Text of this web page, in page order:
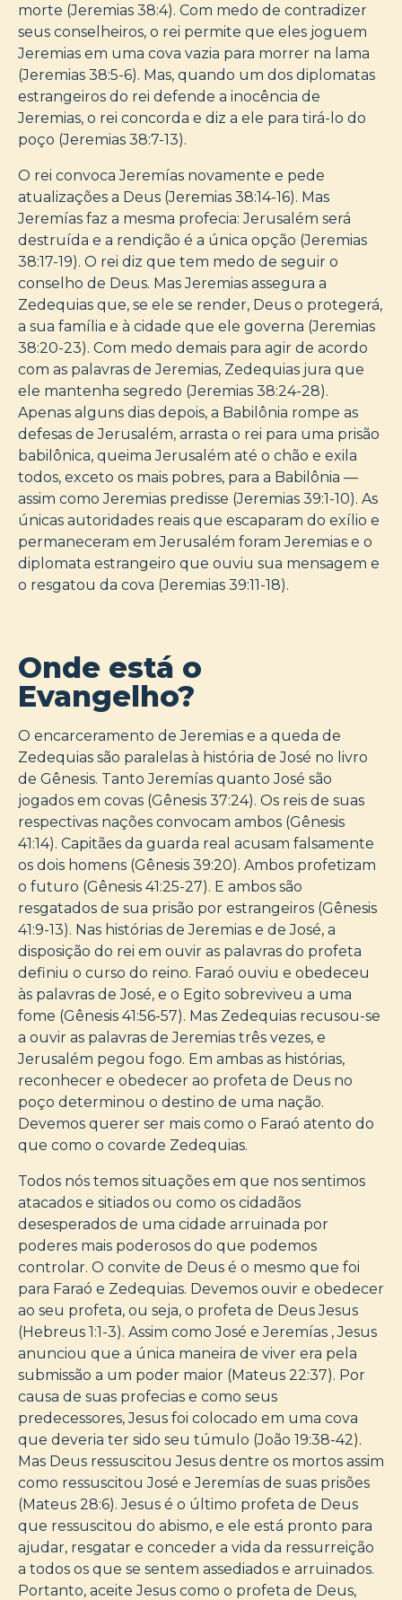
morte (Jeremias 38:4). Com medo de contradizer
seus conselheiros, o rei permite que eles joguem
Jeremias em uma cova vazia para morrer na lama
(Jeremias 38:5-6). Mas, quando um dos diplomatas
estrangeiros do rei defende a inocência de
Jeremias, o rei concorda e diz a ele para tirá-lo do
poço (Jeremias 38:7-13).
O rei convoca Jeremías novamente e pede
atualizações a Deus (Jeremias 38:14-16). Mas
Jeremías faz a mesma profecia: Jerusalém será
destruída e a rendição é a única opção (Jeremias
38:17-19). O rei diz que tem medo de seguir o
conselho de Deus. Mas Jeremias assegura a
Zedequias que, se ele se render, Deus o protegerá,
a sua família e à cidade que ele governa (Jeremias
38:20-23). Com medo demais para agir de acordo
com as palavras de Jeremias, Zedequias jura que
ele mantenha segredo (Jeremias 38:24-28).
Apenas alguns dias depois, a Babilônia rompe as
defesas de Jerusalém, arrasta o rei para uma prisão
babilônica, queima Jerusalém até o chão e exila
todos, exceto os mais pobres, para a Babilônia —
assim como Jeremias predisse (Jeremias 39:1-10). As
únicas autoridades reais que escaparam do exílio e
permaneceram em Jerusalém foram Jeremias e o
diplomata estrangeiro que ouviu sua mensagem e
o resgatou da cova (Jeremias 39:11-18).
Onde está o
Evangelho?
O encarceramento de Jeremias e a queda de
Zedequias são paralelas à história de José no livro
de Gênesis. Tanto Jeremías quanto José são
jogados em covas (Gênesis 37:24). Os reis de suas
respectivas nações convocam ambos (Gênesis
41:14). Capitães da guarda real acusam falsamente
os dois homens (Gênesis 39:20). Ambos profetizam
o futuro (Gênesis 41:25-27). E ambos são
resgatados de sua prisão por estrangeiros (Gênesis
41:9-13). Nas histórias de Jeremias e de José, a
disposição do rei em ouvir as palavras do profeta
definiu o curso do reino. Faraó ouviu e obedeceu
às palavras de José, e o Egito sobreviveu a uma
fome (Gênesis 41:56-57). Mas Zedequias recusou-se
a ouvir as palavras de Jeremias três vezes, e
Jerusalém pegou fogo. Em ambas as histórias,
reconhecer e obedecer ao profeta de Deus no
poço determinou o destino de uma nação.
Devemos querer ser mais como o Faraó atento do
que como o covarde Zedequias.
Todos nós temos situações em que nos sentimos
atacados e sitiados ou como os cidadãos
desesperados de uma cidade arruinada por
poderes mais poderosos do que podemos
controlar. O convite de Deus é o mesmo que foi
para Faraó e Zedequias. Devemos ouvir e obedecer
ao seu profeta, ou seja, o profeta de Deus Jesus
(Hebreus 1:1-3). Assim como José e Jeremías , Jesus
anunciou que a única maneira de viver era pela
submissão a um poder maior (Mateus 22:37). Por
causa de suas profecias e como seus
predecessores, Jesus foi colocado em uma cova
que deveria ter sido seu túmulo (João 19:38-42).
Mas Deus ressuscitou Jesus dentre os mortos assim
como ressuscitou José e Jeremías de suas prisões
(Mateus 28:6). Jesus é o último profeta de Deus
que ressuscitou do abismo, e ele está pronto para
ajudar, resgatar e conceder a vida da ressurreição
a todos os que se sentem assediados e arruinados.
Portanto, aceite Jesus como o profeta de Deus,